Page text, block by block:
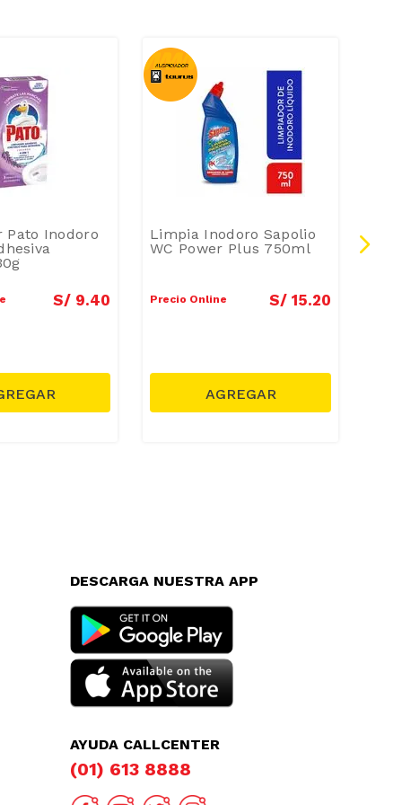
Pato Inodoro
S/ 9.40
Limpia Inodoro Sapolio
WC Power Plus 750ml
Precio Online S/ 15.20
DESCARGA NUESTRA APP
AYUDA CALLCENTER
(01) 613 8888